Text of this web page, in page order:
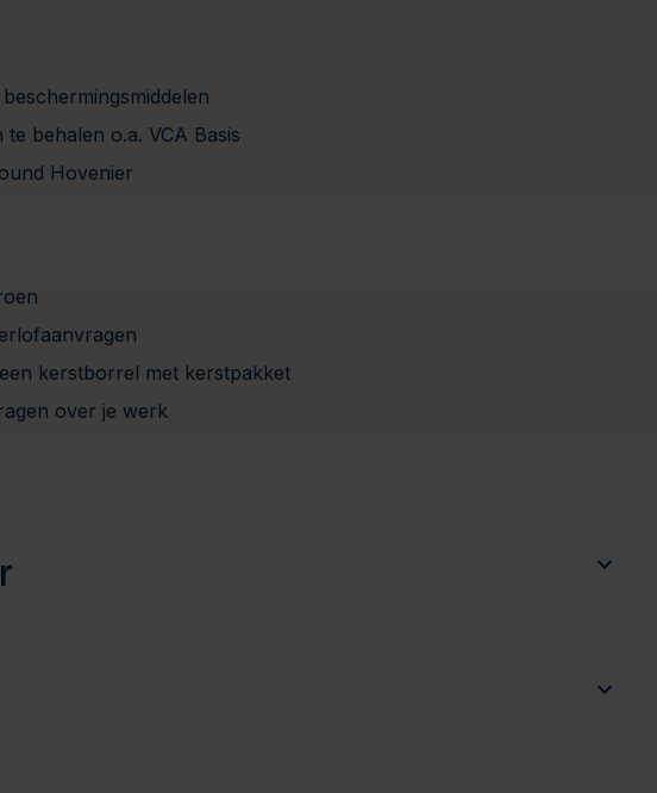
behalen o.a. VCA Basis
Hovenier
kerstborrel met kerstpakket
over je werk